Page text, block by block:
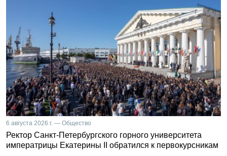
6 августа 2026 г. — Общество
Ректор Санкт-Петербургского горного университета
императрицы Екатерины II обратился к первокурсникам